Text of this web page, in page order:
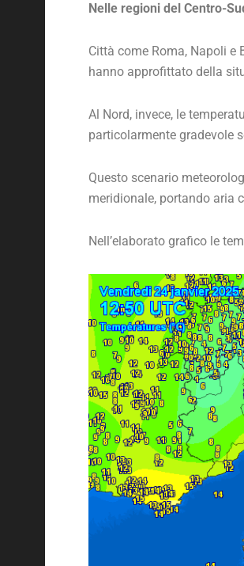
Nelle regioni del Centro-
Città come Roma, Napoli
hanno approfittato della
Al Nord, invece, le
particolarmente gradevole
Questo scenario
meridionale, portando aria
Nell’elaborato grafico le